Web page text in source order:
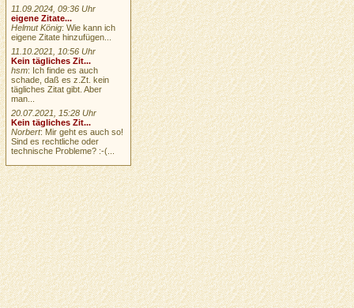
11.09.2024, 09:36 Uhr
eigene Zitate...
Helmut König: Wie kann ich
eigene Zitate hinzufügen...
11.10.2021, 10:56 Uhr
Kein tägliches Zit...
hsm: Ich finde es auch
schade, daß es z.Zt. kein
tägliches Zitat gibt. Aber
man...
20.07.2021, 15:28 Uhr
Kein tägliches Zit...
Norbert: Mir geht es auch so!
Sind es rechtliche oder
technische Probleme? :-(...